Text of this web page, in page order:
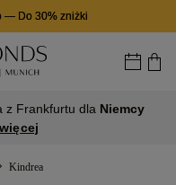
— Do 30% zniżki
z Frankfurtu dla Niemcy
Kindrea